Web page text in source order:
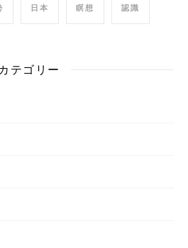
日本 瞑想 認識
カテゴリー